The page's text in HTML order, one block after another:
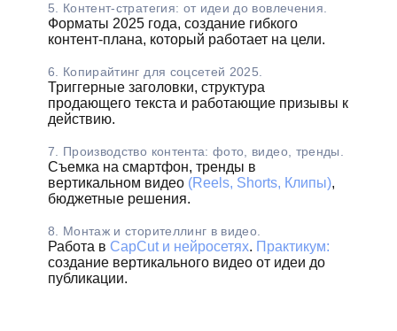
5. Контент-стратегия: от идеи до вовлечения.
Форматы 2025 года, создание гибкого
контент-плана, который работает на цели.
6. Копирайтинг для соцсетей 2025.
Триггерные заголовки, структура
продающего текста и работающие призывы к
действию.
7. Производство контента: фото, видео, тренды.
Съемка на смартфон, тренды в
вертикальном видео (Reels, Shorts, Клипы),
бюджетные решения.
8. Монтаж и сторителлинг в видео.
Работа в CapCut и нейросетях. Практикум:
создание вертикального видео от идеи до
публикации.